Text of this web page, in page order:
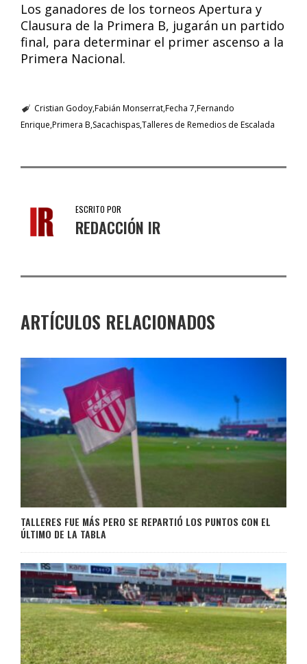
Los ganadores de los torneos Apertura y
Clausura de la Primera B, jugarán un partido
final, para determinar el primer ascenso a la
Primera Nacional.
Cristian GodoyFabián MonserratFecha 7 Fernando
Enrique Primera B SacachispasTalleres de Remedios de Escalada
ESCRITO POR
REDACCIÓN IR
ARTÍCULOS RELACIONADOS
TALLERES FUE MÁS PERO SE REPARTIÓ LOS PUNTOS CON EL
ÚLTIMO DE LA TABLA